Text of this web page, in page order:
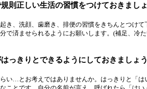
則正しい生活の習慣をつけておきましょ
き、洗顔、歯磨き、排便の習慣をきちんとつけ
で済ませられるようにお願いします。(補足、冷
っきりとできるようにしておきましょう
い…とお考えではありませんか。はっきりと「は